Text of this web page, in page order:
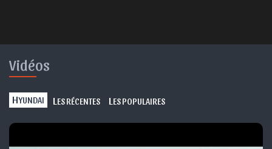
Vidéos
HYUNDAI L ES RÉCENTES L ES POPULAIRES